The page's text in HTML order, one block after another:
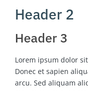
Header 2
Header 3
Lorem ipsum dolor
Donec et sapien
arcu. Sed aliquam